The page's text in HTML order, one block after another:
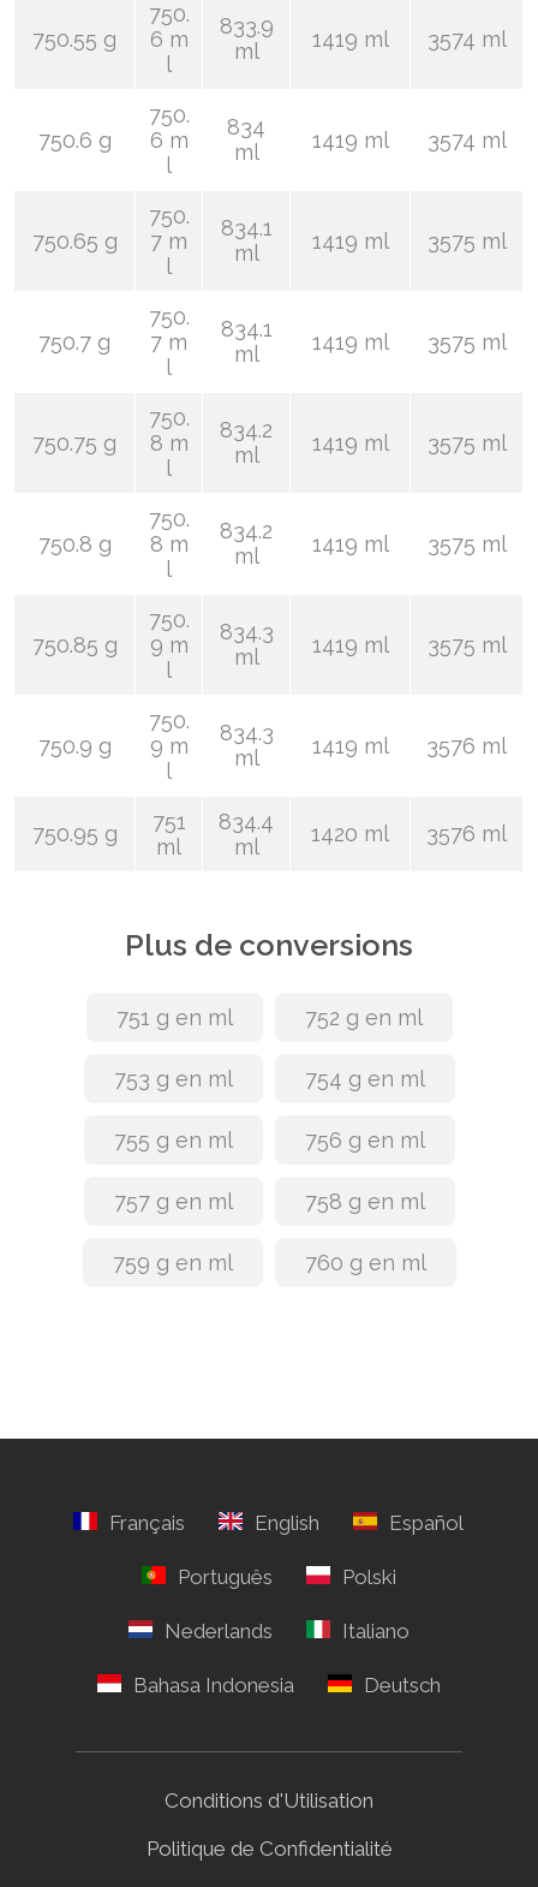
750.55 g
750.
6 m
l
833.9
ml
1419 ml 3574 ml
750.6 g
750.
6 m
l
834
ml
1419 ml 3574 ml
750.65 g
750.
7 m
l
834.1
ml
1419 ml 3575 ml
750.7 g
750.
7 m
l
834.1
ml
1419 ml 3575 ml
750.75 g
750.
8 m
l
834.2
ml
1419 ml 3575 ml
750.8 g
750.
8 m
l
834.2
ml
1419 ml 3575 ml
750.85 g
750.
9 m
l
834.3
ml
1419 ml 3575 ml
750.9 g
750.
9 m
l
834.3
ml
1419 ml 3576 ml
750.95 g
751
ml
834.4
ml
1420 ml 3576 ml
Plus de conversions
751 g en ml 752 g en ml
753 g en ml 754 g en ml
755 g en ml 756 g en ml
757 g en ml 758 g en ml
759 g en ml 760 g en ml
Conditions d'Utilisation
Politique de Confidentialité